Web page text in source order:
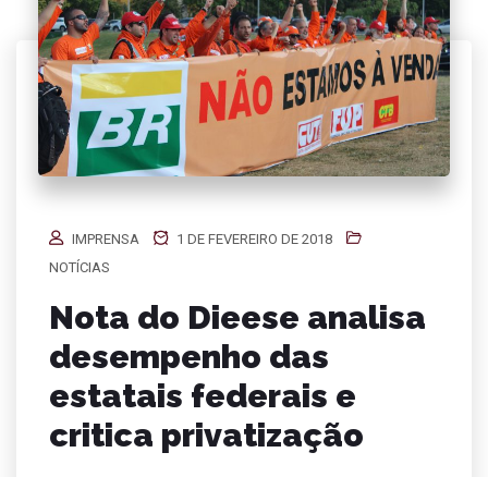
IMPRENSA
1 DE FEVEREIRO DE 2018
NOTÍCIAS
Nota do Dieese analisa
desempenho das
estatais federais e
critica privatização